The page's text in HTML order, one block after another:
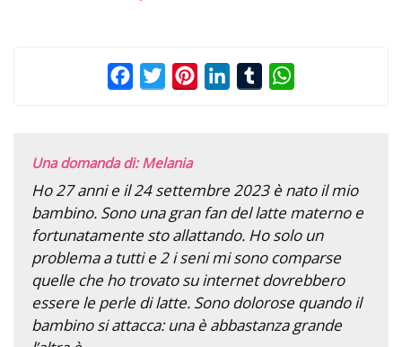
FacebookTwitterPinterestLinkedInTumblr
Una domanda di: Melania
Ho 27 anni e il 24 settembre 2023 è nato il mio
bambino. Sono una gran fan del latte materno e
fortunatamente sto allattando. Ho solo un
problema a tutti e 2 i seni mi sono comparse
quelle che ho trovato su internet dovrebbero
essere le perle di latte. Sono dolorose quando il
bambino si attacca: una è abbastanza grande